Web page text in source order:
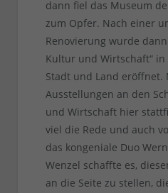
dann fiel das Museum
zum Opfer. Nach einer
Renovierung wurde dann
Kultur und Wirtschaft“ in
Stadt und Land eröffnet.
Ausstellungen an den
und Wirtschaft hier
viel die Rede und auch
das kongeniale Duo
Wenzel schaffte es,
an die Seite zu stellen,